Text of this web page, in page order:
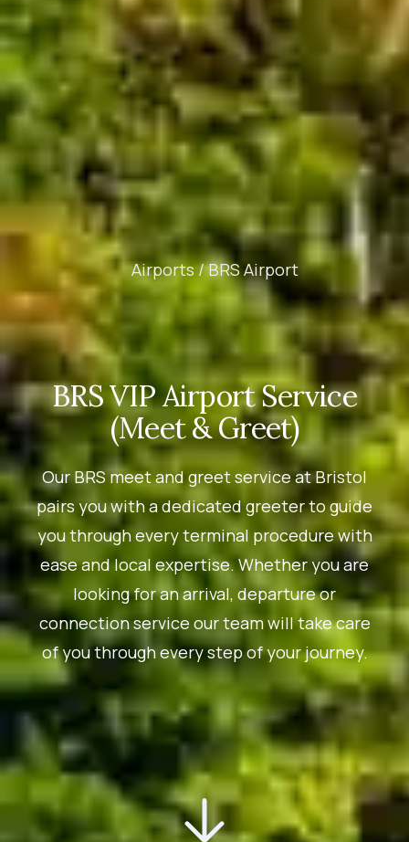
Airports /BRS Airport
BRS VIP Airport Service
(Meet & Greet)
Our BRS meet and greet service at Bristol
pairs you with a dedicated greeter to guide
you through every terminal procedure with
ease and local expertise. Whether you are
looking for an arrival, departure or
connection service our team will take care
of you through every step of your journey.